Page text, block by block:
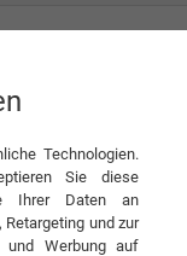
Tag
Technologien.
Sie diese
Ihrer Daten an
und zur
und Werbung auf